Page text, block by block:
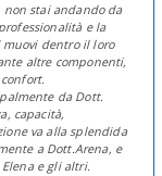
non stai andando da
e la
dentro il loro
altre componenti,
da Dott.
capacità,
va alla splendida
a Dott.Arena, e
e gli altri.